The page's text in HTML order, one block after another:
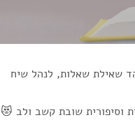
שאילת שאלות, לנהל שיח
וסיפורית שובת קשב ולב 😻